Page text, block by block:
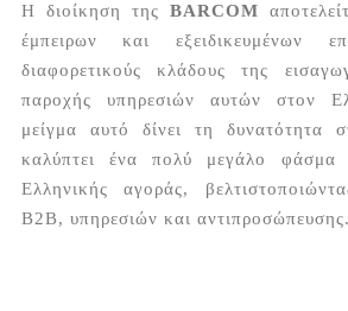
Η διοίκηση της BARCOM
έμπειρων και εξειδικευμένων
διαφορετικούς κλάδους της
παροχής υπηρεσιών αυτών στον
μείγμα αυτό δίνει τη δυνατότητα
καλύπτει ένα πολύ μεγάλο
Ελληνικής αγοράς,
B2B, υπηρεσιών και αντιπροσώπευσης.